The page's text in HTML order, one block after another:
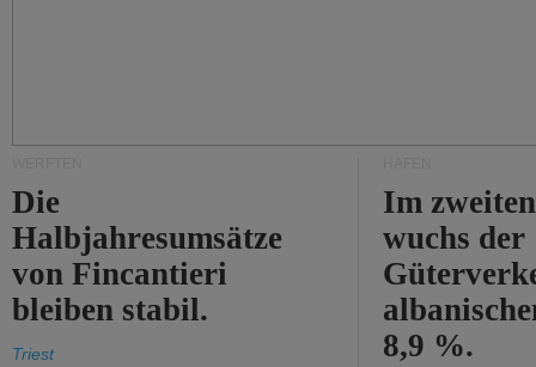
Die
Halbjahresumsätze
von Fincantieri
bleiben stabil.
Triest
Im
wuchs der
8,9 %.